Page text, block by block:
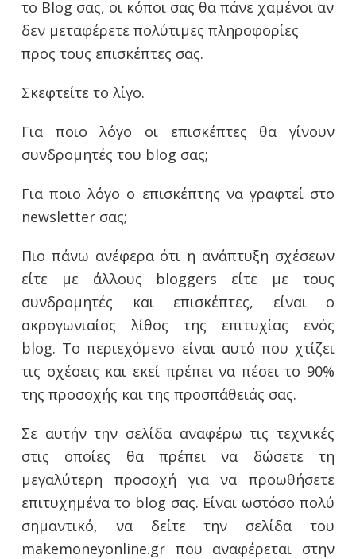
το Blog σας, οι κόποι σας θα πάνε χαμένοι αν
δεν μεταφέρετε πολύτιμες πληροφορίες
προς τους επισκέπτες σας.
Σκεφτείτε το λίγο.
Για ποιο λόγο οι επισκέπτες θα γίνουν
συνδρομητές του blog σας;
Για ποιο λόγο ο επισκέπτης να γραφτεί στο
newsletter σας;
Πιο πάνω ανέφερα ότι η ανάπτυξη σχέσεων
είτε με άλλους bloggers είτε με τους
συνδρομητές και επισκέπτες, είναι ο
ακρογωνιαίος λίθος της επιτυχίας ενός
blog. Το περιεχόμενο είναι αυτό που χτίζει
τις σχέσεις και εκεί πρέπει να πέσει το 90%
της προσοχής και της προσπάθειάς σας.
Σε αυτήν την σελίδα αναφέρω τις τεχνικές
στις οποίες θα πρέπει να δώσετε τη
μεγαλύτερη προσοχή για να προωθήσετε
επιτυχημένα το blog σας. Είναι ωστόσο πολύ
σημαντικό, να δείτε την σελίδα του
makemoneyonline.gr που αναφέρεται στην